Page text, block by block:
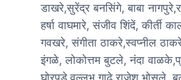
डाखरे,सुरेंद्र बनसिंगे, बाबा
हर्षा वाघमारे, संजीव शिंदें,
गवखरे, संगीता ठाकरे,स्वप्नील
इंगळे, लोकोत्तम बुटले, नंदा